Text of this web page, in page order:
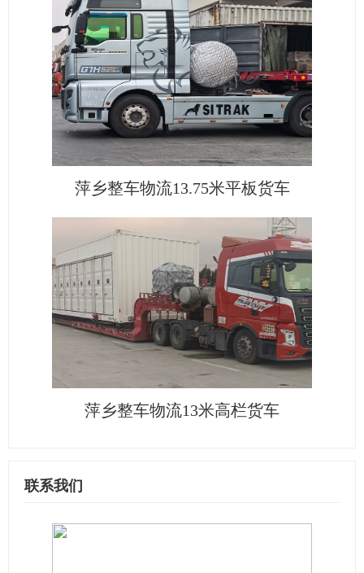
萍乡整车物流13.75米平板货车
萍乡整车物流13米高栏货车
联系我们